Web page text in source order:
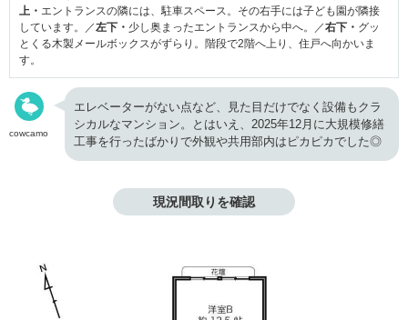
上・ エントランスの隣には、駐車スペース。その右手には子ども園が隣接
しています。／左下・ 少し奥まったエントランスから中へ。／右下・ グッ
とくる木製メールボックスがずらり。階段で2階へ上り、住戸へ向かいま
す。
cowcamo
エレベーターがない点など、見た目だけでなく設備もクラ
シカルなマンション。とはいえ、2025年12月に大規模修繕
工事を行ったばかりで外観や共用部内はピカピカでした◎
現況間取りを確認